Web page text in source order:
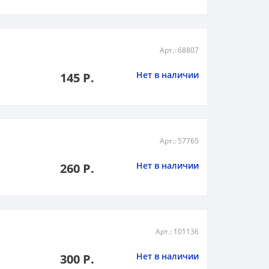
Арт.: 68807
145 Р. Нет в наличии
Арт.: 57765
260 Р. Нет в наличии
Арт.: 101136
300 Р. Нет в наличии